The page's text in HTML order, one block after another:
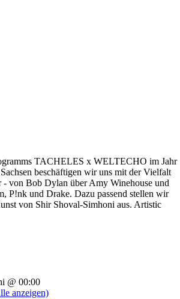
TACHELES x WELTECHO im Jahr
beschäftigen wir uns mit der Vielfalt
- von Bob Dylan über Amy Winehouse und
P!nk und Drake. Dazu passend stellen wir
von Shir Shoval-Simhoni aus. Artistic
@ 00:00
anzeigen)